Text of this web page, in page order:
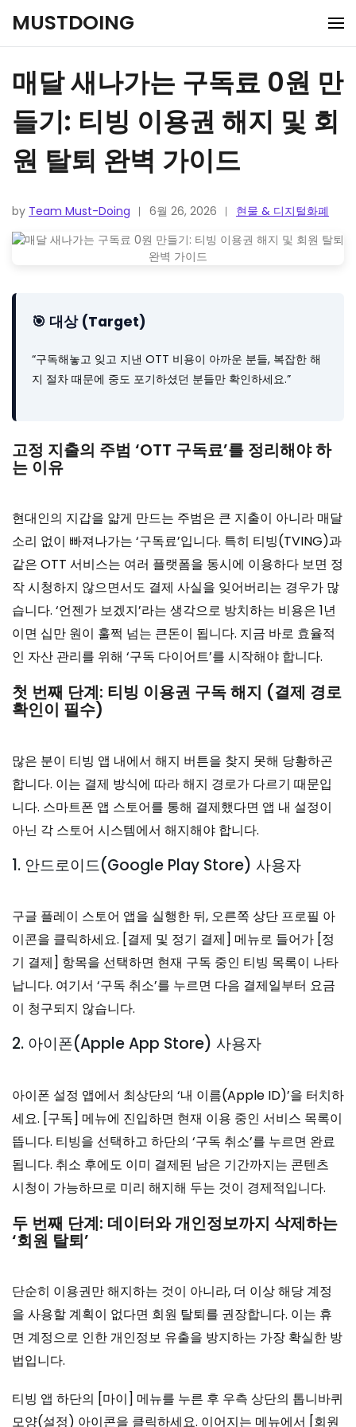
MUSTDOING
매달 새나가는 구독료 0원 만
들기: 티빙 이용권 해지 및 회
원 탈퇴 완벽 가이드
by Team Must-Doing 6월 26, 2026 현물 & 디지털화폐
🎯 대상 (Target)
“구독해놓고 잊고 지낸 OTT 비용이 아까운 분들, 복잡한 해
지 절차 때문에 중도 포기하셨던 분들만 확인하세요.”
고정 지출의 주범 ‘OTT 구독료’를 정리해야 하
는 이유
현대인의 지갑을 얇게 만드는 주범은 큰 지출이 아니라 매달
소리 없이 빠져나가는 ‘구독료’입니다. 특히 티빙(TVING)과
같은 OTT 서비스는 여러 플랫폼을 동시에 이용하다 보면 정
작 시청하지 않으면서도 결제 사실을 잊어버리는 경우가 많
습니다. ‘언젠가 보겠지’라는 생각으로 방치하는 비용은 1년
이면 십만 원이 훌쩍 넘는 큰돈이 됩니다. 지금 바로 효율적
인 자산 관리를 위해 ‘구독 다이어트’를 시작해야 합니다.
첫 번째 단계: 티빙 이용권 구독 해지 (결제 경로
확인이 필수)
많은 분이 티빙 앱 내에서 해지 버튼을 찾지 못해 당황하곤
합니다. 이는 결제 방식에 따라 해지 경로가 다르기 때문입
니다. 스마트폰 앱 스토어를 통해 결제했다면 앱 내 설정이
아닌 각 스토어 시스템에서 해지해야 합니다.
1. 안드로이드(Google Play Store) 사용자
구글 플레이 스토어 앱을 실행한 뒤, 오른쪽 상단 프로필 아
이콘을 클릭하세요. [결제 및 정기 결제] 메뉴로 들어가 [정
기 결제] 항목을 선택하면 현재 구독 중인 티빙 목록이 나타
납니다. 여기서 ‘구독 취소’를 누르면 다음 결제일부터 요금
이 청구되지 않습니다.
2. 아이폰(Apple App Store) 사용자
아이폰 설정 앱에서 최상단의 ‘내 이름(Apple ID)’을 터치하
세요. [구독] 메뉴에 진입하면 현재 이용 중인 서비스 목록이
뜹니다. 티빙을 선택하고 하단의 ‘구독 취소’를 누르면 완료
됩니다. 취소 후에도 이미 결제된 남은 기간까지는 콘텐츠
시청이 가능하므로 미리 해지해 두는 것이 경제적입니다.
두 번째 단계: 데이터와 개인정보까지 삭제하는
‘회원 탈퇴’
단순히 이용권만 해지하는 것이 아니라, 더 이상 해당 계정
을 사용할 계획이 없다면 회원 탈퇴를 권장합니다. 이는 휴
면 계정으로 인한 개인정보 유출을 방지하는 가장 확실한 방
법입니다.
티빙 앱 하단의 [마이] 메뉴를 누른 후 우측 상단의 톱니바퀴
모양(설정) 아이콘을 클릭하세요. 이어지는 메뉴에서 [회원